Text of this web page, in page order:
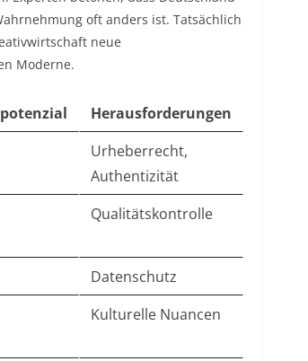
oft anders ist. Tatsächlich
neue
Moderne.​
Herausforderungen
Urheberrecht,
Authentizität
Qualitätskontrolle
Datenschutz
Kulturelle Nuancen